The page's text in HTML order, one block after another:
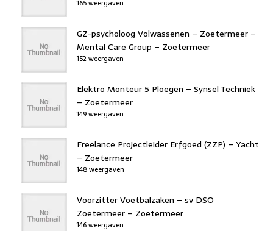
165 weergaven
GZ-psycholoog Volwassenen – Zoetermeer –
Mental Care Group – Zoetermeer
152 weergaven
Elektro Monteur 5 Ploegen – Synsel Techniek
– Zoetermeer
149 weergaven
Freelance Projectleider Erfgoed (ZZP) – Yacht
– Zoetermeer
148 weergaven
Voorzitter Voetbalzaken – sv DSO
Zoetermeer – Zoetermeer
146 weergaven